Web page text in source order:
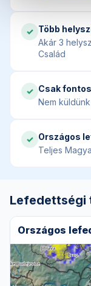
✓ Több
Akár 3
Család
✓ Csak
Nem
✓ Országos
Teljes
Lefedettségi
Országos